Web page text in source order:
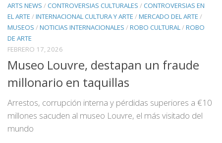
ARTS NEWS /CONTROVERSIAS CULTURALES /CONTROVERSIAS EN
EL ARTE /INTERNACIONAL CULTURA Y ARTE /MERCADO DEL ARTE /
MUSEOS /NOTICIAS INTERNACIONALES /ROBO CULTURAL/ROBO
DE ARTE
FEBRERO 17, 2026
Museo Louvre, destapan un fraude
millonario en taquillas
Arrestos, corrupción interna y pérdidas superiores a €10
millones sacuden al museo Louvre, el más visitado del
mundo